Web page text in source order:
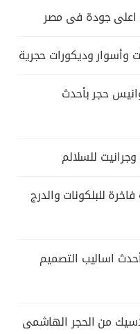
اعلى جودة فى مصر
وديكورات حجرية
حجر بأحدث
للسلالم
للبلكونات والدرج
| 30% خصم أحدث اساليب التصميم
من الحجر الهاشمى